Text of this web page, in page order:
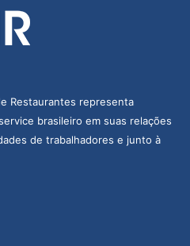
Restaurantes representa
brasileiro em suas relações
de trabalhadores e junto à